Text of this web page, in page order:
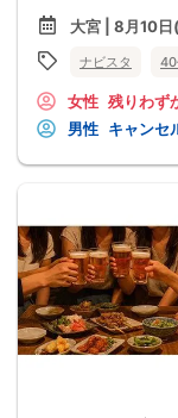
大宮 | 8月10
ナビスタ 40
女性 残りわず
男性 キャンセ